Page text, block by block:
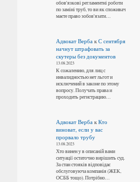
обов'язкові регламентні роботи
по заміні труб, то ви як споживач
маєте право зобов'язати…
Адвокат Вербак С сентября
начнут штрафовать за
скутеры без документов
13.08.2023
К сожалению, для лиц с
инвалидностью нет льгот и
исключений в законе по этому
вопросу. Получать права и
проходить регистрацию…
Адвокат Вербак Кто
виноват, если у вас
прорвало трубу
13.08.2023
Хто винен у в описаній вами
ситуації остаточно вирішить суд.
За стан стояків відповідає
обслуговуюча компанія (ЖЕК,
ОСББ тощо). Потрібно…